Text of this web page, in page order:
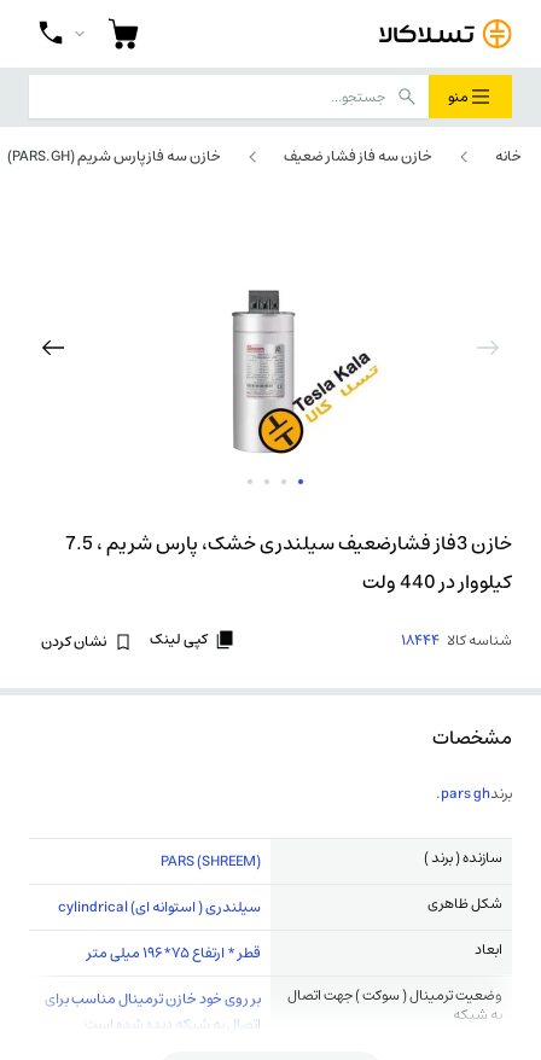
منو
خانه خازن سه فاز فشار ضعیف خازن سه فاز پارس شریم (PARS.GH)
خازن 3فاز فشارضعیف سیلندری خشک، پارس شریم ، 7.5
کیلووار در 440 ولت
شناسه کالا 18444 کپی لینک نشان کردن
مشخصات
برندpars gh.
سازنده ( برند )
(PARS (SHREEM
شکل ظاهری
سیلندری ( استوانه ای) cylindrical
ابعاد
قطر * ارتفاع 75*196 میلی متر
وضعیت ترمینال ( سوکت ) جهت اتصال
به شبکه
بر روی خود خازن ترمینال مناسب برای
اتصال به شبکه دیده شده است